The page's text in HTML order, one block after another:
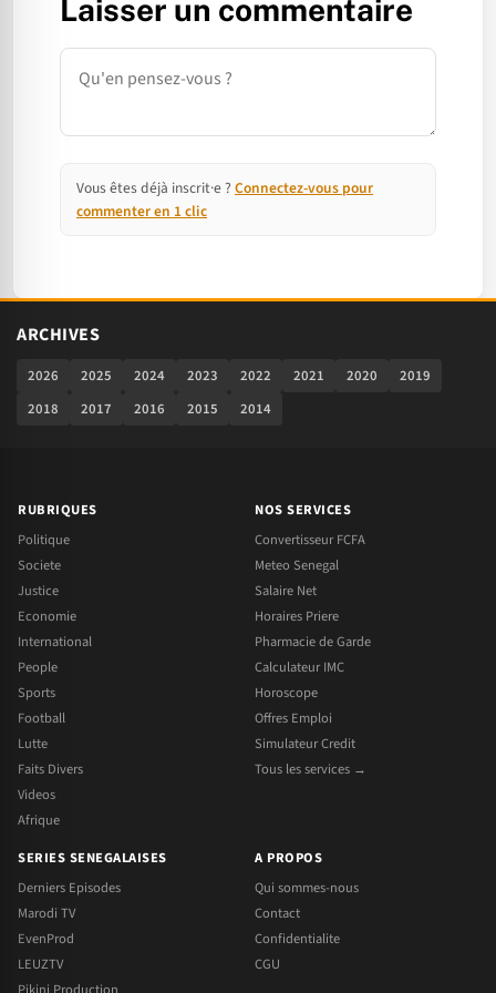
Laisser un commentaire
Commentaire
Vous êtes déjà inscrit·e ? Connectez-vous pour
commenter en 1 clic
ARCHIVES
2026 2025 2024 2023 2022 2021 2020
2019
2018
2017 2016 2015 2014
RUBRIQUES
Politique
Societe
Justice
Economie
International
People
Sports
Football
Lutte
Faits Divers
Videos
Afrique
NOS SERVICES
Convertisseur FCFA
Meteo Senegal
Salaire Net
Horaires Priere
Pharmacie de Garde
Calculateur IMC
Horoscope
Offres Emploi
Simulateur Credit
Tous les services →
SERIES SENEGALAISES
Derniers Episodes
Marodi TV
EvenProd
LEUZTV
A PROPOS
Qui sommes-nous
Contact
Confidentialite
CGU